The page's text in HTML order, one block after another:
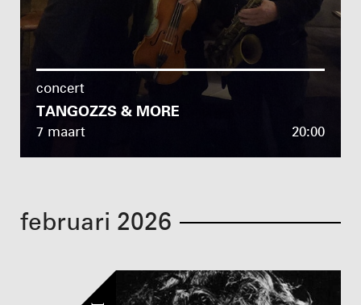
concert
TANGOZZS & MORE
7 maart 20:00
februari 2026